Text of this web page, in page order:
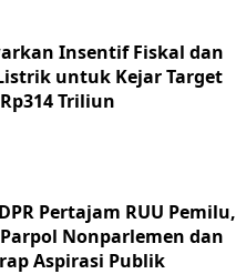
Insentif Fiskal dan
untuk Kejar Target
Triliun
Pertajam RUU Pemilu,
Nonparlemen dan
Aspirasi Publik